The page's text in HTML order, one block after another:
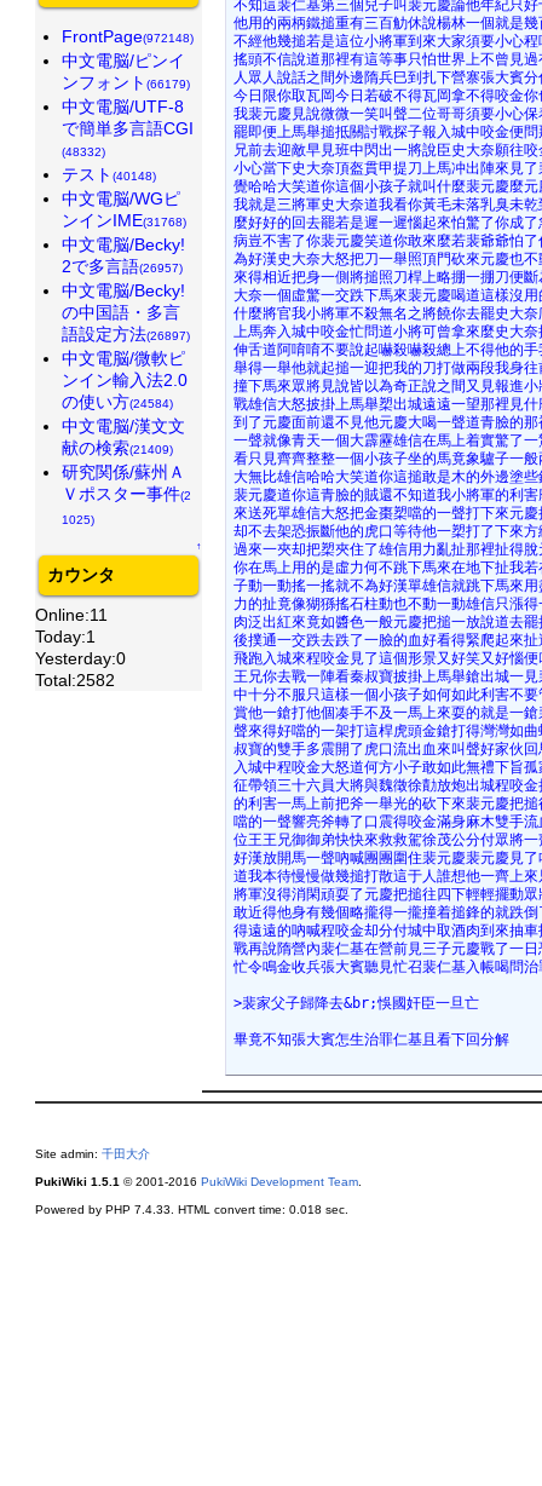
不知這裴仁基第三個兒子叫裴元慶論他年紀只
他用的兩柄鐵搥重有三百觔休說楊林一個就是
不經他幾搥若是這位小將軍到來大家須要小心
搖頭不信說道那裡有這等事只怕世界上不曾見
人眾人說話之間外邊隋兵巳到扎下營寨張大賓
今日限你取瓦岡今日若破不得瓦岡拿不得咬金
我裴元慶見說微微一笑叫聲二位哥哥須要小心
罷即便上馬舉搥抵關討戰探子報入城中咬金便
兄前去迎敵早見班中閃出一將說臣史大奈願往
小心當下史大奈頂盔貫甲提刀上馬冲出陣來見
覺哈哈大笑道你這個小孩子就叫什麼裴元慶麼
我就是三將軍史大奈道我看你黃毛未落乳臭未
麼好好的回去罷若是遲一遲惱起來怕驚了你成
病豈不害了你裴元慶笑道你敢來麼若裴爺爺怕
為好漢史大奈大怒把刀一舉照頂門砍來元慶也
來得相近把身一側將搥照刀桿上略掤一掤刀便
大奈一個虛驚一交跌下馬來裴元慶喝道這樣沒
什麼將官我小將軍不殺無名之將饒你去罷史大
上馬奔入城中咬金忙問道小將可曾拿來麼史大
伸舌道阿唷唷不要說起嚇殺嚇殺總上不得他的
舉得一舉他就起搥一迎把我的刀打做兩段我身
撞下馬來眾將見說皆以為奇正說之間又見報進
戰雄信大怒披掛上馬舉槊出城遠遠一望那裡見
到了元慶面前還不見他元慶大喝一聲道青臉的
一聲就像青天一個大霹靂雄信在馬上着實驚了
看只見齊齊整整一個小孩子坐的馬竟象驢子一
大無比雄信哈哈大笑道你這搥敢是木的外邊塗
裴元慶道你這青臉的賊還不知道我小將軍的利
來送死單雄信大怒把金棗槊噹的一聲打下來元
却不去架恐振斷他的虎口等待他一槊打了下來
過來一夾却把槊夾住了雄信用力亂扯那裡扯得
你在馬上用的是虛力何不跳下馬來在地下扯我
子動一動搖一搖就不為好漢單雄信就跳下馬來
力的扯竟像猢猻搖石柱動也不動一動雄信只漲
肉泛出紅來竟如醬色一般元慶把搥一放說道去
後撲通一交跌去跌了一臉的血好看得緊爬起來
飛跑入城來程咬金見了這個形景又好笑又好惱
王兄你去戰一陣看秦叔寶披掛上馬舉鎗出城一
中十分不服只這樣一個小孩子如何如此利害不
賞他一鎗打他個凑手不及一馬上來耍的就是一
聲來得好噹的一架打這桿虎頭金鎗打得灣灣如
叔寶的雙手多震開了虎口流出血來叫聲好家伙
入城中程咬金大怒道何方小子敢如此無禮下旨
征帶領三十六員大將與魏徵徐勣放炮出城程咬
的利害一馬上前把斧一舉光的砍下來裴元慶把
噹的一聲響亮斧轉了口震得咬金滿身麻木雙手
位王王兄御御弟快快來救救駕徐茂公分付眾將
好漢放開馬一聲吶喊團團圍住裴元慶裴元慶見
道我本待慢慢做幾搥打散這于人誰想他一齊上
將軍沒得消閑頑耍了元慶把搥往四下輕輕擺動
敢近得他身有幾個略攏得一攏撞着搥鋒的就跌
得遠遠的吶喊程咬金却分付城中取酒肉到來抽
戰再說隋營內裴仁基在營前見三子元慶戰了一
忙令鳴金收兵張大賓聽見忙召裴仁基入帳喝問
>裴家父子歸降去&br;悞國奸臣一旦亡
畢竟不知張大賓怎生治罪仁基且看下回分解
FrontPage(972148)
中文電脳/ピンイ
ンフォント (66179)
中文電脳/UTF-8
で簡単多言語CGI
(48332)
テスト (40148)
中文電脳/WGピ
ンインIME(31768)
中文電脳/Becky!
2で多言語(26957)
中文電脳/Becky!
の中国語・多言
語設定方法(26897)
中文電脳/微軟ピ
ンイン輸入法2.0
の使い方(24584)
中文電脳/漢文文
献の検索(21409)
研究関係/蘇州Ａ
Ｖポスター事件(2
1025)
↑
カウンタ
Online:11
Today:1
Yesterday:0
Total:2582
Site admin: 千田大介
PukiWiki 1.5.1 © 2001-2016 PukiWiki Development Team
Powered by PHP 7.4.33. HTML convert time: 0.018 sec.